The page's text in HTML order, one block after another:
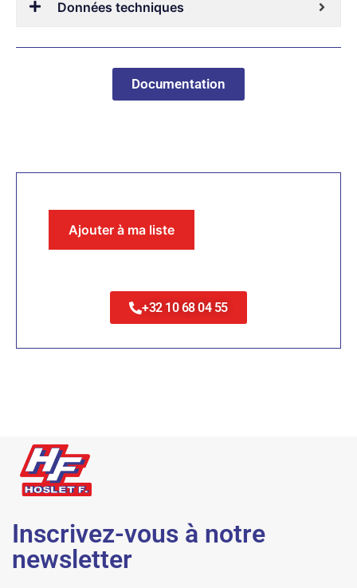
Données techniques
Documentation
Ajouter à ma liste
+32 10 68 04 55
Inscrivez-vous à notre
newsletter